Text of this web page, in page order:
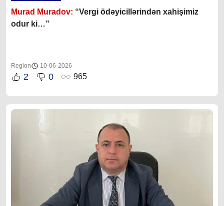
Murad Muradov: “Vergi ödəyicillərindən xahişimiz
odur ki…”
Region 10-06-2026
2 0 965